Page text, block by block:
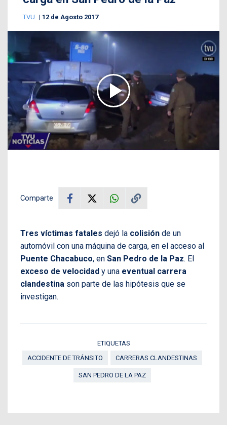
TVU 12 de Agosto 2017
Comparte
Tres víctimas fatales dejó la colisión de un
automóvil con una máquina de carga, en el acceso al
Puente Chacabuco, en San Pedro de la Paz. El
exceso de velocidad y una eventual carrera
clandestina son parte de las hipótesis que se
investigan.
ETIQUETAS
ACCIDENTE DE TRÁNSITO
CARRERAS CLANDESTINAS
SAN PEDRO DE LA PAZ